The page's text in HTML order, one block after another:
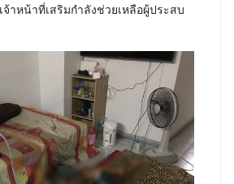
จ้าหน้าที่เสริมกำลังช่วยเหลือผู้ประสบ